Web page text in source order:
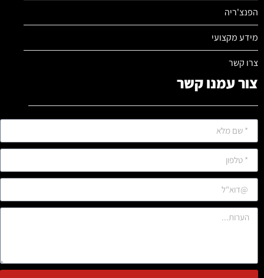
הפנצ'ריה
מידע מקצועי
צרו קשר
צור עמנו קשר